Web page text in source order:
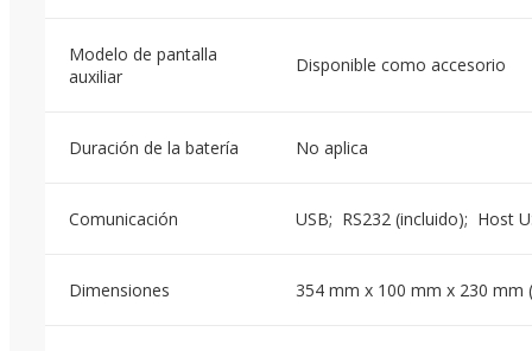
Modelo de pantalla
auxiliar
Disponible como accesorio
Duración de la batería No aplica
Comunicación USB; RS232 (incluido); Host
Dimensiones 354 mm x 100 mm x 230 mm